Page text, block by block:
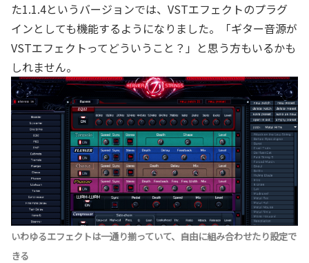
た1.1.4というバージョンでは、VSTエフェクトのプラグ
インとしても機能するようになりました。「ギター音源が
VSTエフェクトってどういうこと？」と思う方もいるかも
しれません。
いわゆるエフェクトは一通り揃っていて、自由に組み合わせたり設定で
きる